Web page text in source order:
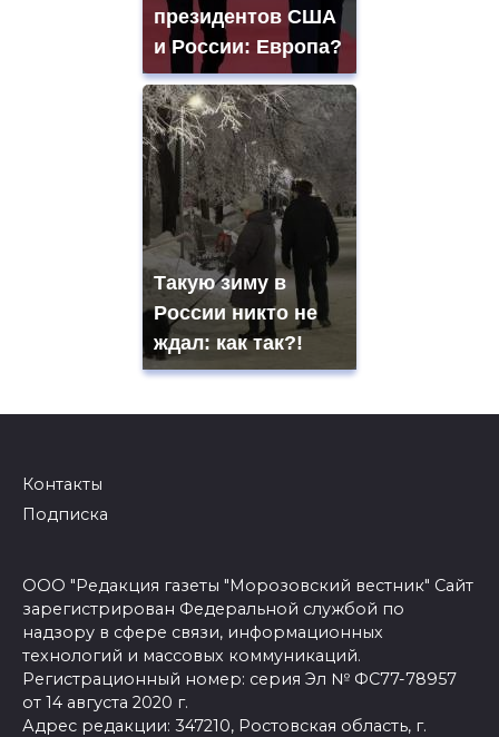
президентов США
и России: Европа?
Такую зиму в
России никто не
ждал: как так?!
Контакты
Подписка
ООО "Редакция газеты "Морозовский вестник" Сайт
зарегистрирован Федеральной службой по
надзору в сфере связи, информационных
технологий и массовых коммуникаций.
Регистрационный номер: серия Эл № ФС77-78957
от 14 августа 2020 г.
Адрес редакции: 347210, Ростовская область, г.